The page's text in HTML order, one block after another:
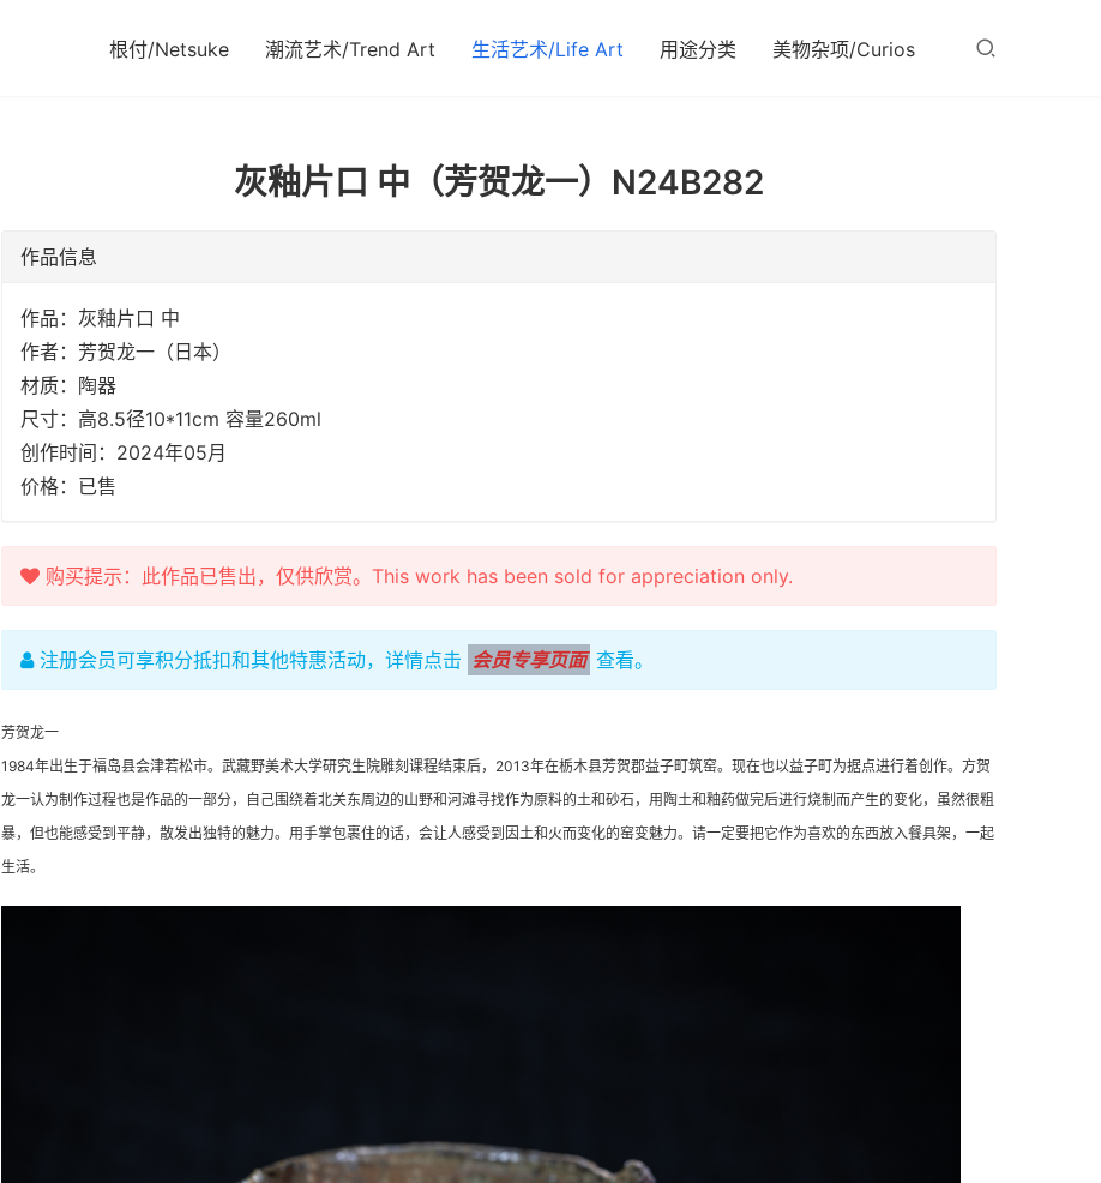
根付/Netsuke 潮流艺术/Trend Art 生活艺术/Life Art 用途分类 美物杂项/Curios
灰釉片口 中（芳贺龙一）N24B282
作品信息
作品：灰釉片口 中
作者：芳贺龙一（日本）
材质：陶器
尺寸：高8.5径10*11cm 容量260ml
创作时间：2024年05月
价格：已售
购买提示：此作品已售出，仅供欣赏。This work has been sold for appreciation only.
注册会员可享积分抵扣和其他特惠活动，详情点击 会员专享页面 查看。
芳贺龙一
1984年出生于福岛县会津若松市。武藏野美术大学研究生院雕刻课程结束后，2013年在栃木县芳贺郡益子町筑窑。现在也以益子町为据点进行着创作。方贺
龙一认为制作过程也是作品的一部分，自己围绕着北关东周边的山野和河滩寻找作为原料的土和砂石，用陶土和釉药做完后进行烧制而产生的变化，虽然很粗
暴，但也能感受到平静，散发出独特的魅力。用手掌包裹住的话，会让人感受到因土和火而变化的窑变魅力。请一定要把它作为喜欢的东西放入餐具架，一起
生活。